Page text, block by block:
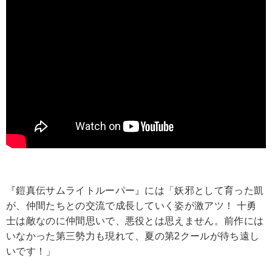
『鎧真伝サムライトルーパー』には「妖邪として育った凱
が、仲間たちとの交流で成長していく姿が激アツ！ 十勇
士は敵なのに仲間思いで、悪役とは思えません。前作には
いなかった第三勢力も現れて、夏の第2クールが待ち遠し
いです！」